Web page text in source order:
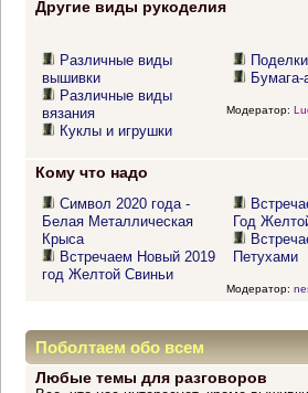
Другие виды рукоделия
Различные виды
вышивки
Различные виды
вязания
Куклы и игрушки
Поделки
Бумага-
Модератор:
Кому что надо
Символ 2020 года -
Белая Металлическая
Крыса
Встречаем Новый 2019
год Желтой Свиньи
Год
Петухами
Модератор:
Поболтаем обо всем
Любые темы для разговоров